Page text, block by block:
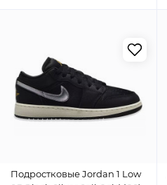
Подростковые Jordan 1 Low